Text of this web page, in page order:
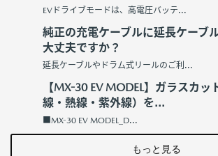
EVドライブモードは、高電圧バッテ...
純正の充電ケーブルに延長ケーブ
大丈夫ですか？
延長ケーブルやドラム式リールのご利...
【MX-30 EV MODEL】ガラスカッ
線・熱線・紫外線）を...
■MX-30 EV MODEL_D...
もっと見る